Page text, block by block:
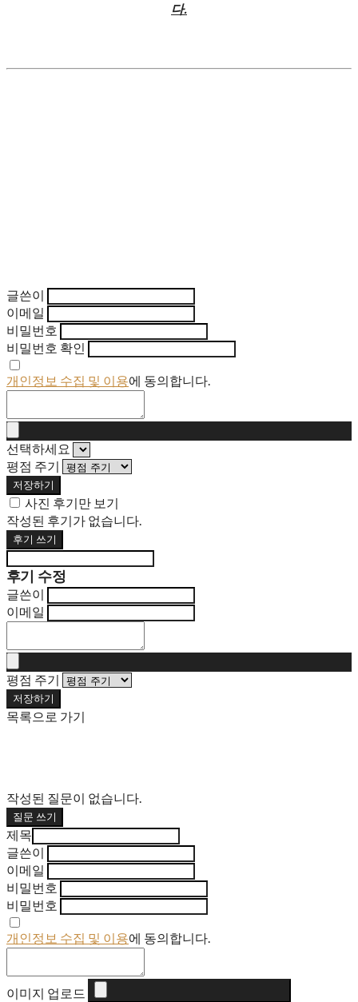
다.
글쓴이
이메일
비밀번호
비밀번호 확인
개인정보 수집 및 이용에 동의합니다.
선택하세요
평점 주기
저장하기
사진 후기만 보기
작성된 후기가 없습니다.
후기 쓰기
후기 수정
글쓴이
이메일
평점 주기
저장하기
목록으로 가기
작성된 질문이 없습니다.
질문 쓰기
제목
글쓴이
이메일
비밀번호
비밀번호
개인정보 수집 및 이용에 동의합니다.
이미지 업로드